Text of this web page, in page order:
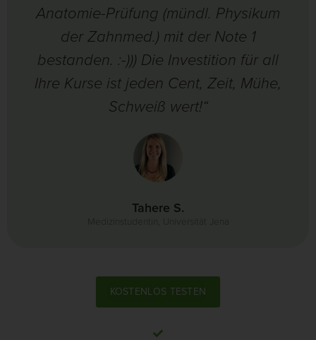
Anatomie-Prüfung (mündl. Physikum
der Zahnmed.) mit der Note 1
bestanden. :-))) Die Investition für all
Ihre Kurse ist jeden Cent, Zeit, Mühe,
Schweiß wert!“
Tahere S.
KOSTENLOS TESTEN